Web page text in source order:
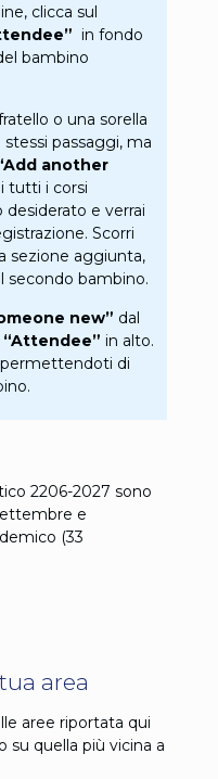
clicca sul
in fondo
bambino
o una sorella
passaggi, ma
another
tutti i corsi
desiderato e verrai
Scorri
sezione aggiunta,
secondo bambino.
new” dal
“Attendee” in alto.
di
2206-2027 sono
e
(33
area
aree riportata qui
su quella più vicina a